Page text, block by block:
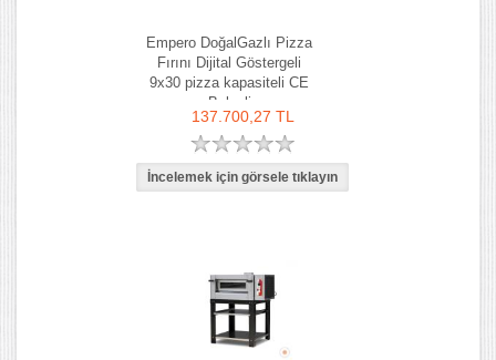
Empero DoğalGazlı Pizza
Fırını Dijital Göstergeli
9x30 pizza kapasiteli CE
Belgeli
137.700,27 TL